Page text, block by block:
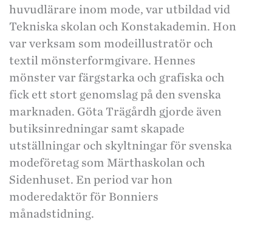
huvudlärare inom mode, var utbildad vid
Tekniska skolan och Konstakademin. Hon
var verksam som modeillustratör och
textil mönsterformgivare. Hennes
mönster var färgstarka och grafiska och
fick ett stort genomslag på den svenska
marknaden. Göta Trägårdh gjorde även
butiksinredningar samt skapade
utställningar och skyltningar för svenska
modeföretag som Märthaskolan och
Sidenhuset. En period var hon
moderedaktör för Bonniers
månadstidning.